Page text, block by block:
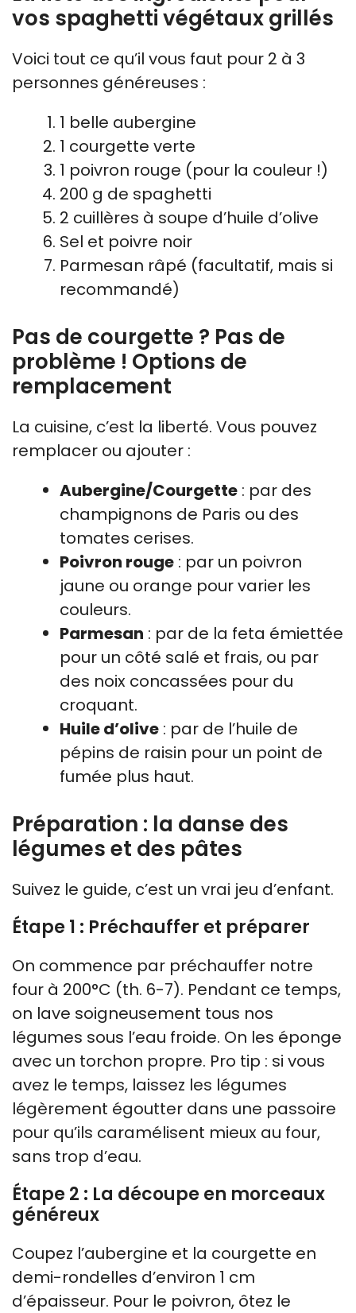
vos spaghetti végétaux grillés
Voici tout ce qu’il vous faut pour 2 à 3
personnes généreuses :
1 belle aubergine
1 courgette verte
1 poivron rouge (pour la couleur !)
200 g de spaghetti
2 cuillères à soupe d’huile d’olive
Sel et poivre noir
Parmesan râpé (facultatif, mais si
recommandé)
Pas de courgette ? Pas de
problème ! Options de
remplacement
La cuisine, c’est la liberté. Vous pouvez
remplacer ou ajouter :
Aubergine/Courgette : par des
champignons de Paris ou des
tomates cerises.
Poivron rouge : par un poivron
jaune ou orange pour varier les
couleurs.
Parmesan : par de la feta émiettée
pour un côté salé et frais, ou par
des noix concassées pour du
croquant.
Huile d’olive : par de l’huile de
pépins de raisin pour un point de
fumée plus haut.
Préparation : la danse des
légumes et des pâtes
Suivez le guide, c’est un vrai jeu d’enfant.
Étape 1 : Préchauffer et préparer
On commence par préchauffer notre
four à 200°C (th. 6-7). Pendant ce temps,
on lave soigneusement tous nos
légumes sous l’eau froide. On les éponge
avec un torchon propre. Pro tip : si vous
avez le temps, laissez les légumes
légèrement égoutter dans une passoire
pour qu’ils caramélisent mieux au four,
sans trop d’eau.
Étape 2 : La découpe en morceaux
généreux
Coupez l’aubergine et la courgette en
demi-rondelles d’environ 1 cm
d’épaisseur. Pour le poivron, ôtez le